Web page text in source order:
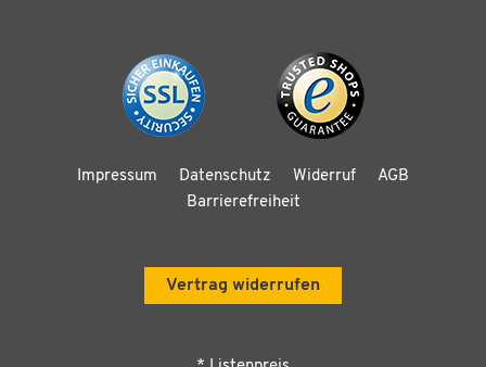
Impressum Datenschutz Widerruf
AGB
Barrierefreiheit
Vertrag widerrufen